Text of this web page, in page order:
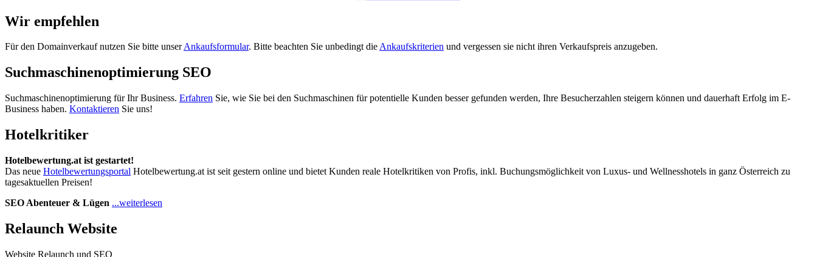
Wir empfehlen
Für den Domainverkauf nutzen Sie bitte unserAnkaufsformular. Bitte beachten Sie unbedingt dieAnkaufskriterien und vergessen sie nicht ihren Verkaufspreis anzugeben.
Suchmaschinenoptimierung SEO
Suchmaschinenoptimierung für Ihr Business. Erfahren Sie, wie Sie bei den Suchmaschinen für potentielle Kunden besser gefunden werden, Ihre Besucherzahlen steigern können und dauerhaft Erfolg im E-
Business haben. Kontaktieren Sie uns!
Hotelkritiker
Hotelbewertung.at ist gestartet!
Das neue Hotelbewertungsportal Hotelbewertung.at ist seit gestern online und bietet Kunden reale Hotelkritiken von Profis, inkl. Buchungsmöglichkeit von Luxus- und Wellnesshotels in ganz Österreich zu
tagesaktuellen Preisen!
SEO Abenteuer & Lügen ...weiterlesen
Relaunch Website
Website Relaunch und SEO